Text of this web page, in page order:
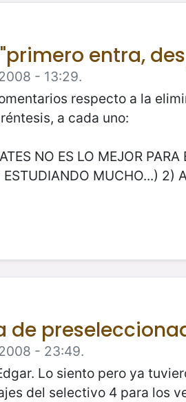
entra,
- 13:29.
respecto a la
a cada uno:
NO ES LO MEJOR
MUCHO...) 2)
de
- 23:49.
Lo siento pero ya
del selectivo 4 para los